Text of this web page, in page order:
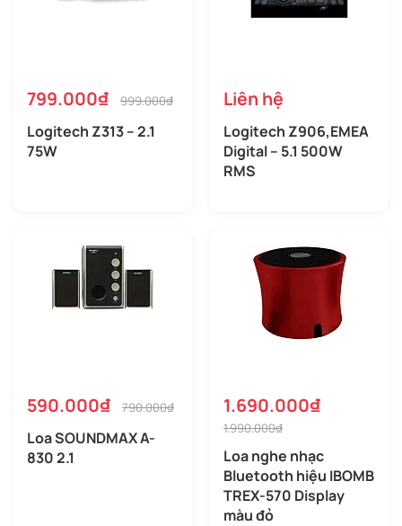
799.000₫ 999.000₫
Logitech Z313 – 2.1
75W
Liên hệ
Logitech Z906,EMEA
Digital – 5.1 500W
RMS
590.000₫ 790.000₫
Loa SOUNDMAX A-
830 2.1
1.690.000₫
1.990.000₫
Loa nghe nhạc
Bluetooth hiệu IBOMB
TREX-570 Display
màu đỏ